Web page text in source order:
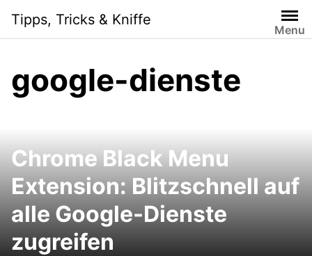
content
Tipps, Tricks & Kniffe
Menu
google-dienste
Chrome Black Menu
Extension: Blitzschnell auf
alle Google-Dienste
zugreifen